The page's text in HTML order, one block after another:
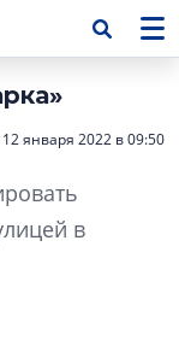
12 января 2022 в 09:50
в